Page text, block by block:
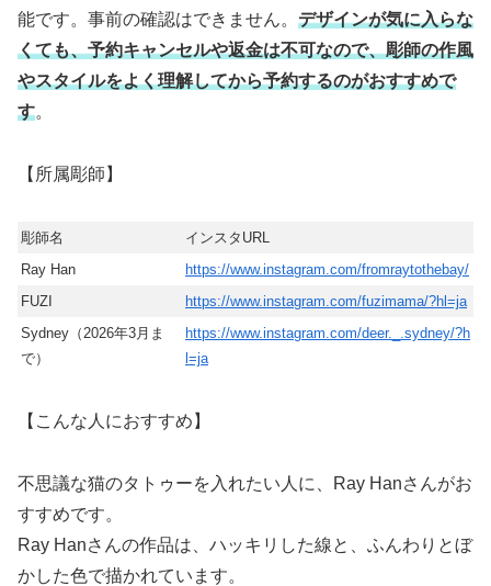
能です。事前の確認はできません。 デザインが気に入らな
くても、予約キャンセルや返金は不可なので、彫師の作風
やスタイルをよく理解してから予約するのがおすすめで
す。
【所属彫師】
彫師名
インスタURL
Ray Han
https://www.instagram.com/fromraytothebay/
FUZI
https://www.instagram.com/fuzimama/?hl=ja
Sydney（2026年3月ま
で）
https://www.instagram.com/deer._.sydney/?h
l=ja
【こんな人におすすめ】
不思議な猫のタトゥーを入れたい人に、Ray Hanさんがお
すすめです。
Ray Hanさんの作品は、ハッキリした線と、ふんわりとぼ
かした色で描かれています。